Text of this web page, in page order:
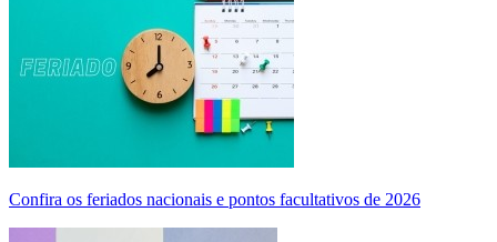
Confira os feriados nacionais e pontos facultativos de 2026